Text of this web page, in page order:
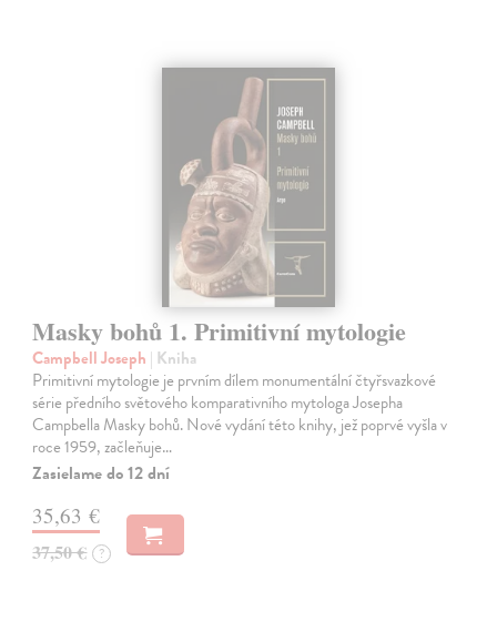
Masky bohů 1. Primitivní mytologie
Campbell Joseph | Kniha
Primitivní mytologie je prvním dílem monumentální čtyřsvazkové
série předního světového komparativního mytologa Josepha
Campbella Masky bohů. Nové vydání této knihy, jež poprvé vyšla v
roce 1959, začleňuje…
Zasielame do 12 dní
35,63 €
37,50 € ?